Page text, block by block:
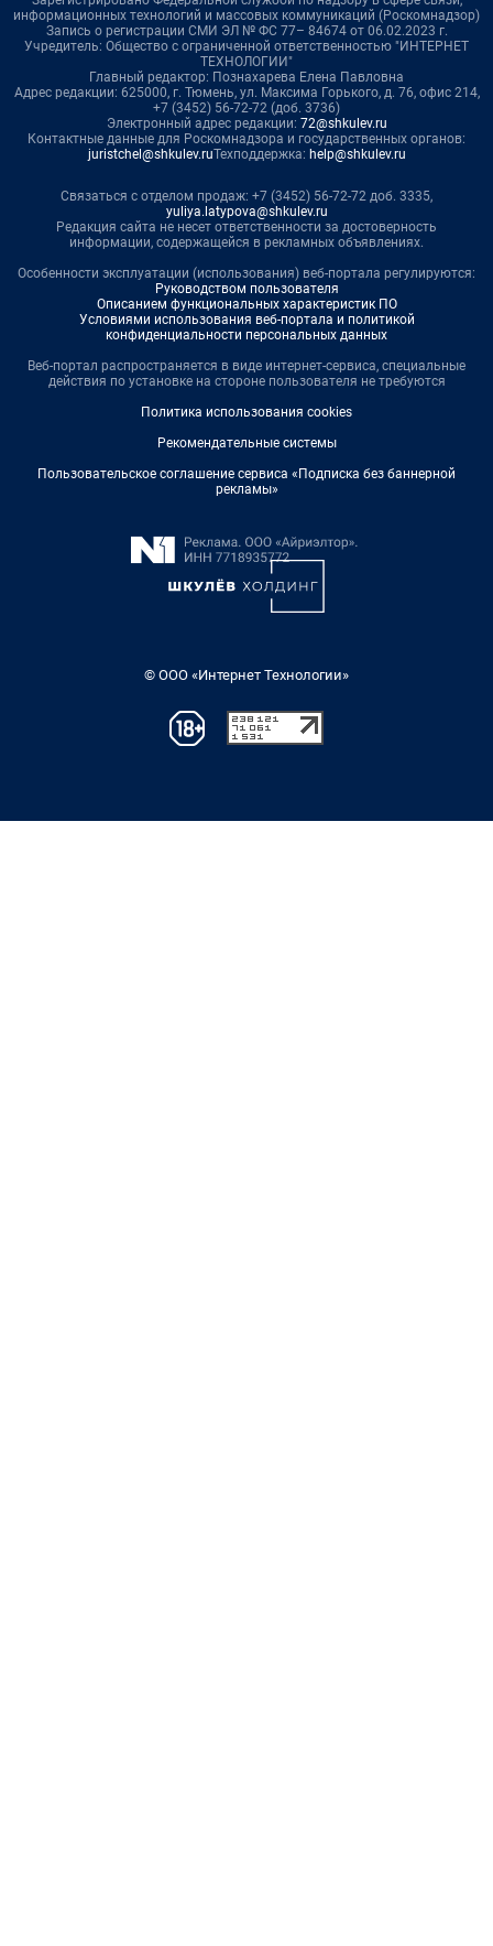
информационных технологий и массовых коммуникаций (Роскомнадзор)
Запись о регистрации СМИ ЭЛ № ФС 77– 84674 от 06.02.2023 г.
Учредитель: Общество с ограниченной ответственностью "ИНТЕРНЕТ
ТЕХНОЛОГИИ"
Главный редактор: Познахарева Елена Павловна
Адрес редакции: 625000, г. Тюмень, ул. Максима Горького, д. 76, офис 214,
+7 (3452) 56-72-72 (доб. 3736)
Электронный адрес редакции: 72@shkulev.ru
Контактные данные для Роскомнадзора и государственных органов:
juristchel@shkulev.ruТехподдержка: help@shkulev.ru
Связаться с отделом продаж: +7 (3452) 56-72-72 доб. 3335,
yuliya.latypova@shkulev.ru
Редакция сайта не несет ответственности за достоверность
информации, содержащейся в рекламных объявлениях.
Особенности эксплуатации (использования) веб-портала регулируются:
Руководством пользователя
Описанием функциональных характеристик ПО
Условиями использования веб-портала и политикой
конфиденциальности персональных данных
Веб-портал распространяется в виде интернет-сервиса, специальные
действия по установке на стороне пользователя не требуются
Политика использования cookies
Рекомендательные системы
Пользовательское соглашение сервиса «Подписка без баннерной
рекламы»
© ООО «Интернет Технологии»